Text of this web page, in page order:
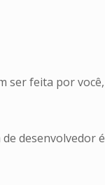
feita por
desenvolvedor